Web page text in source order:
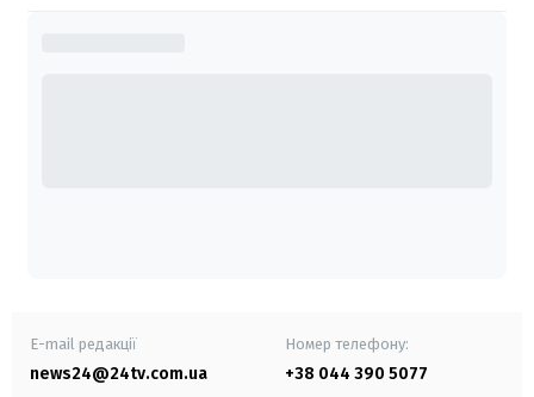
E-mail редакції
news24@24tv.com.ua
Номер телефону:
+38 044 390 5077